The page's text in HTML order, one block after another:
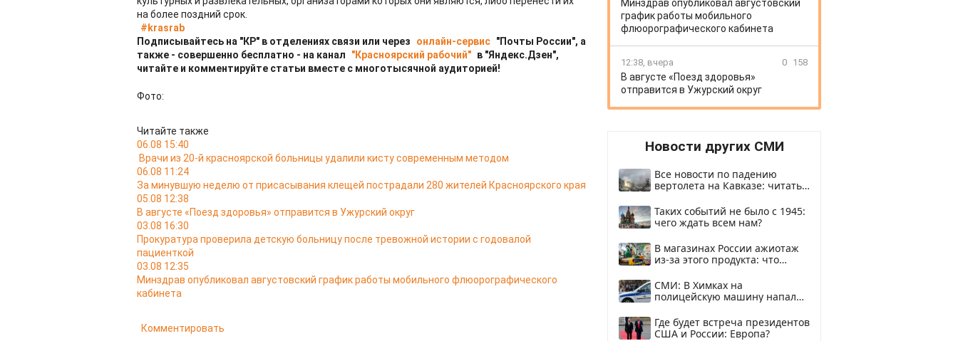
на более поздний срок.
#krasrab
Подписывайтесь на "КР" в отделениях связи или через
онлайн-сервис "Почты России", а
также - совершенно бесплатно - на канал
"Красноярский рабочий" в "Яндекс.Дзен",
читайте и комментируйте статьи вместе с многотысячной аудиторией!
Фото:
Читайте также
06.08 15:40
Врачи из 20-й красноярской больницы удалили кисту современным методом
06.08 11:24
За минувшую неделю от присасывания клещей пострадали 280 жителей Красноярского края
05.08 12:38
В августе «Поезд здоровья» отправится в Ужурский округ
03.08 16:30
Прокуратура проверила детскую больницу после тревожной истории с годовалой
пациенткой
03.08 12:35
Минздрав опубликовал августовский график работы мобильного флюорографического
кабинета
Комментировать
Минздрав опубликовал августовский
график работы мобильного
флюорографического кабинета
12:38, вчера 0 158
В августе «Поезд здоровья»
отправится в Ужурский округ
Новости других СМИ
Все новости по падению
вертолета на Кавказе: читать
Таких событий не было с 1945:
чего ждать всем нам?
В магазинах России ажиотаж
из-за этого продукта: что
СМИ: В Химках на
полицейскую машину напали
Где будет встреча президентов
США и России: Европа?